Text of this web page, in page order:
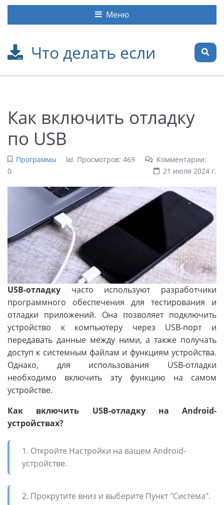
Что делать если
Меню
Как включить отладку
по USB
Программы Просмотров: 469
Комментарии:
0
21 июля 2024 г.
USB-отладку часто используют разработчики
программного обеспечения для тестирования и
отладки приложений. Она позволяет подключить
устройство к компьютеру через USB-порт и
передавать данные между ними, а также получать
доступ к системным файлам и функциям устройства.
Однако, для использования USB-отладки
необходимо включить эту функцию на самом
устройстве.
Как включить USB-отладку на Android-
устройствах?
1. Откройте Настройки на вашем Android-
устройстве.
2. Прокрутите вниз и выберите Пункт "Система".